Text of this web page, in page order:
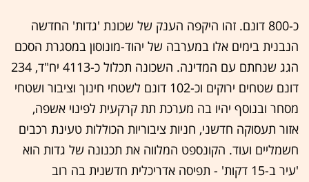
כ-800 דונם. זהו היקפה הענק של שכונת 'גדות' החדשה
הנבנית בימים אלו במערבה של יהוד-מונוסון במסגרת הסכם
הגג שנחתם עם המדינה. השכונה תכלול כ-4113 יח"ד, 234
דונם שטחים ירוקים וכ-102 דונם לשטחי חינוך וציבור ושטחי
מסחר ובנוסף יהיו בה מערכת תת קרקעית לפינוי אשפה,
אזור תעסוקה חדשני, חניות ציבוריות הכוללות טעינת רכבים
חשמליים ועוד. הקונספט המלווה את תכנונה של גדות הוא
'עיר ב-15 דקות' - תפיסה אדריכלית חדשנית בה רוב